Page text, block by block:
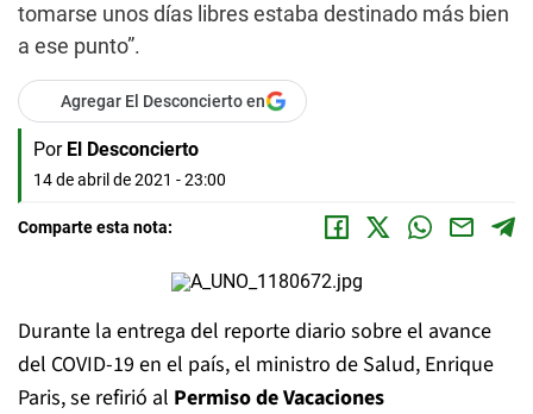
tomarse unos días libres estaba destinado más bien
a ese punto”.
Agregar El Desconcierto en
Por El Desconcierto
14 de abril de 2021 - 23:00
Comparte esta nota:
Durante la entrega del reporte diario sobre el avance
del COVID-19 en el país, el ministro de Salud, Enrique
Paris, se refirió al Permiso de Vacaciones